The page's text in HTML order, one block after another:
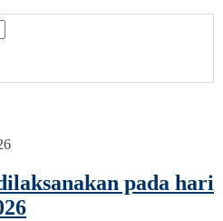
pada hari